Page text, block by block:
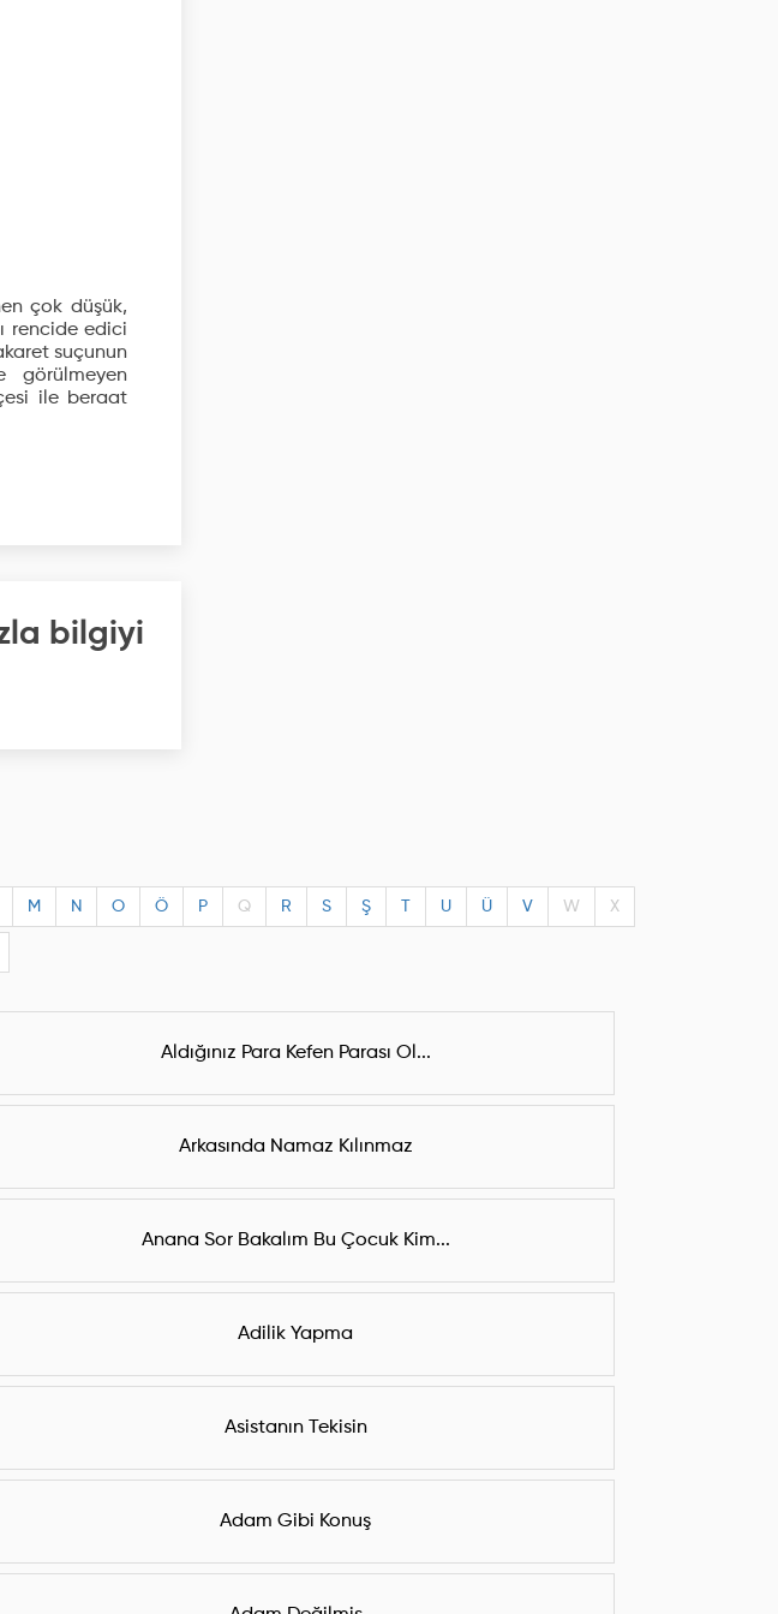
çok düşük,
rencide edici
suçunun
görülmeyen
ile beraat
bilgiyi
M N O Ö P Q R S Ş U Ü V W X
Aldığınız Para Kefen Parası Ol...
Arkasında Namaz Kılınmaz
Anana Sor Bakalım Bu Çocuk Kim...
Adilik Yapma
Asistanın Tekisin
Adam Gibi Konuş